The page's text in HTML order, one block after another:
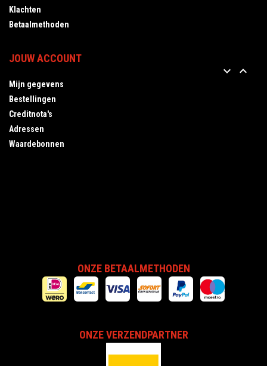
Klachten
Betaalmethoden
JOUW ACCOUNT
 
Mijn gegevens
Bestellingen
Creditnota's
Adressen
Waardebonnen
ONZE BETAALMETHODEN
ONZE VERZENDPARTNER